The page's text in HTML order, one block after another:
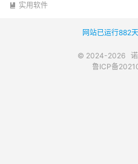
 实用软件
网站已运行882
© 2024-2026
鲁ICP备